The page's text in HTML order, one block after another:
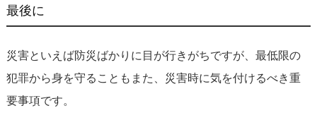
最後に
災害といえば防災ばかりに目が行きがちですが、最低限の
犯罪から身を守ることもまた、災害時に気を付けるべき重
要事項です。